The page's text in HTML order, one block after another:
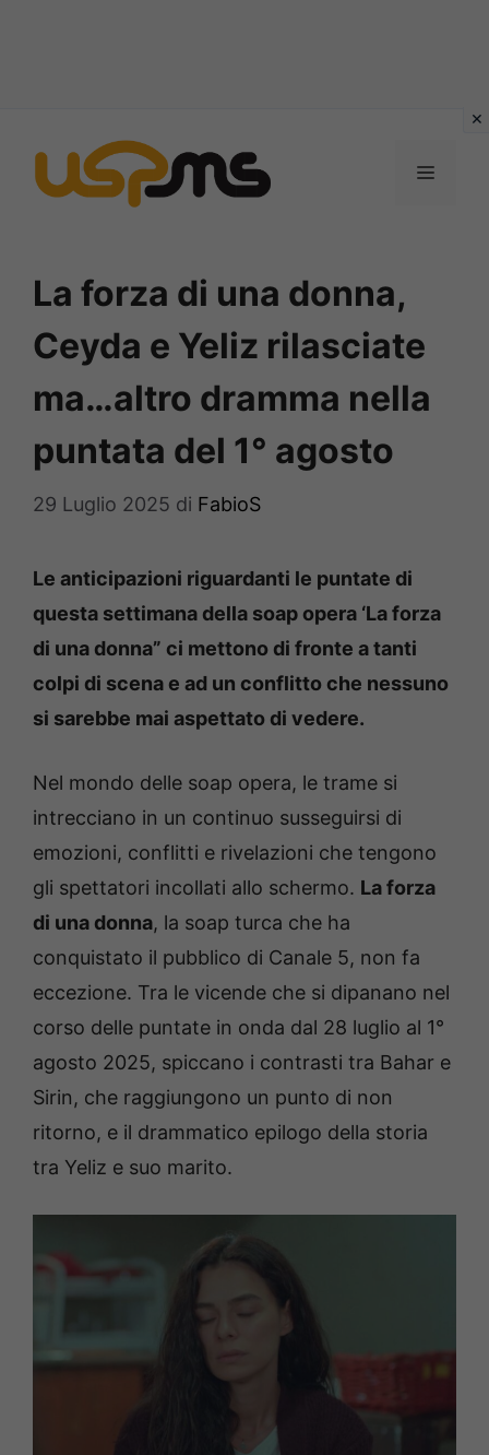
contenuto
MENU
La forza di una donna,
Ceyda e Yeliz rilasciate
ma…altro dramma nella
puntata del 1° agosto
29 Luglio 2025 di FabioS
Le anticipazioni riguardanti le puntate di
questa settimana della soap opera ‘La forza
di una donna” ci mettono di fronte a tanti
colpi di scena e ad un conflitto che nessuno
si sarebbe mai aspettato di vedere.
Nel mondo delle soap opera, le trame si
intrecciano in un continuo susseguirsi di
emozioni, conflitti e rivelazioni che tengono
gli spettatori incollati allo schermo. La forza
di una donna, la soap turca che ha
conquistato il pubblico di Canale 5, non fa
eccezione. Tra le vicende che si dipanano nel
corso delle puntate in onda dal 28 luglio al 1°
agosto 2025, spiccano i contrasti tra Bahar e
Sirin, che raggiungono un punto di non
ritorno, e il drammatico epilogo della storia
tra Yeliz e suo marito.